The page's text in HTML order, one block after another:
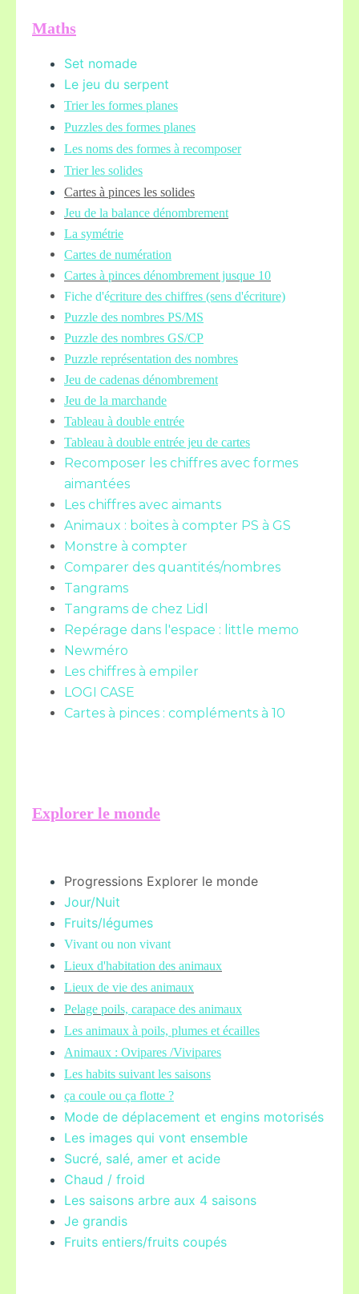
Maths
Set nomade
Le jeu du serpent
Trier les formes planes
Puzzles des formes planes
Les noms des formes à recomposer
Trier les solides
Cartes à pinces les solides
Jeu de la balance dénombrement
La symétrie
Cartes de numération
Cartes à pinces dénombrement jusque 10
Fiche d'écriture des chiffres (sens d'écriture)
Puzzle des nombres PS/MS
Puzzle des nombres GS/CP
Puzzle représentation des nombres
Jeu de cadenas dénombrement
Jeu de la marchande
Tableau à double entrée
Tableau à double entrée jeu de cartes
Recomposer les chiffres avec formes
aimantées
Les chiffres avec aimants
Animaux : boites à compter PS à GS
Monstre à compter
Comparer des quantités/nombres
Tangrams
Tangrams de chez Lidl
Repérage dans l'espace : little memo
Newméro
Les chiffres à empiler
LOGI CASE
Cartes à pinces : compléments à 10
Explorer le monde
Progressions Explorer le monde
Jour/Nuit
Fruits/légumes
Vivant ou non vivant
Lieux d'habitation des animaux
Lieux de vie des animaux
Pelage poils, carapace des animaux
Les animaux à poils, plumes et écailles
Animaux : Ovipares /Vivipares
Les habits suivant les saisons
ça coule ou ça flotte ?
Mode de déplacement et engins motorisés
Les images qui vont ensemble
Sucré, salé, amer et acide
Chaud / froid
Les saisons arbre aux 4 saisons
Je grandis
Fruits entiers/fruits coupés